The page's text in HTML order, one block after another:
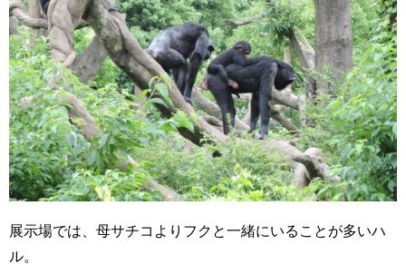
展示場では、母サチコよりフクと一緒にいることが多いハ
ル。